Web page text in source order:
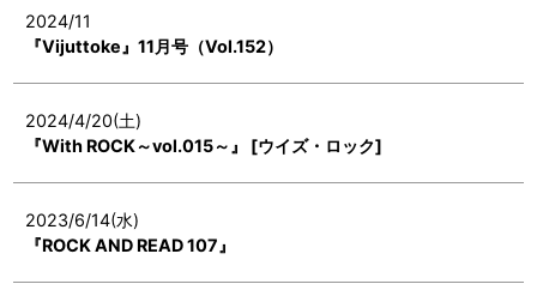
2024/11
『Vijuttoke』11月号（Vol.152）
2024/4/20(土)
『With ROCK～vol.015～』 [ウイズ・ロック]
2023/6/14(水)
『ROCK AND READ 107』